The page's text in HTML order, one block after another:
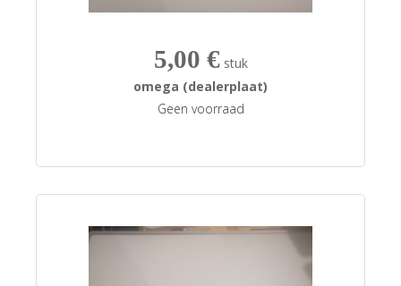
5,00 € stuk
omega (dealerplaat)
Geen voorraad